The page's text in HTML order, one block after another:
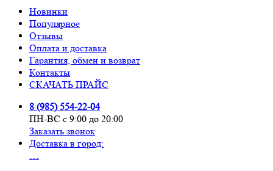
Новинки
Популярное
Отзывы
Оплата и доставка
Гарантия, обмен и возврат
Контакты
СКАЧАТЬ ПРАЙС
8 (985) 554-22-04
ПН-ВС с 9:00 до 20:00
Заказать звонок
Доставка в город:
…